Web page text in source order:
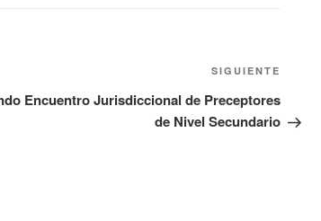
SIGUIENTE
Encuentro Jurisdiccional de Preceptores
de Nivel Secundario